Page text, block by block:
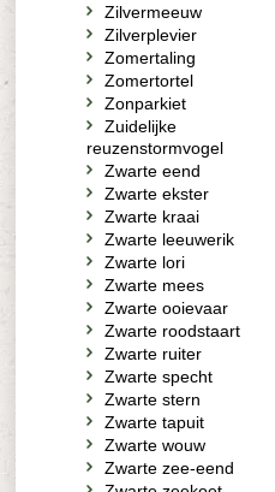
Zilvermeeuw
Zilverplevier
Zomertaling
Zomertortel
Zonparkiet
Zuidelijke
reuzenstormvogel
Zwarte eend
Zwarte ekster
Zwarte kraai
Zwarte leeuwerik
Zwarte lori
Zwarte mees
Zwarte ooievaar
Zwarte roodstaart
Zwarte ruiter
Zwarte specht
Zwarte stern
Zwarte tapuit
Zwarte wouw
Zwarte zee-eend